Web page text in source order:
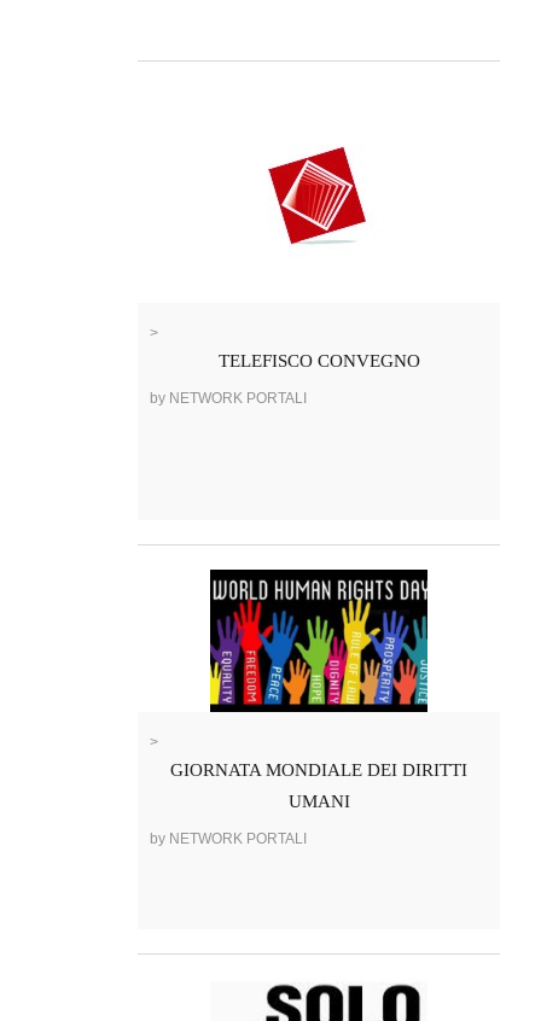
>
TELEFISCO CONVEGNO
by NETWORK PORTALI
>
GIORNATA MONDIALE DEI DIRITTI
UMANI
by NETWORK PORTALI